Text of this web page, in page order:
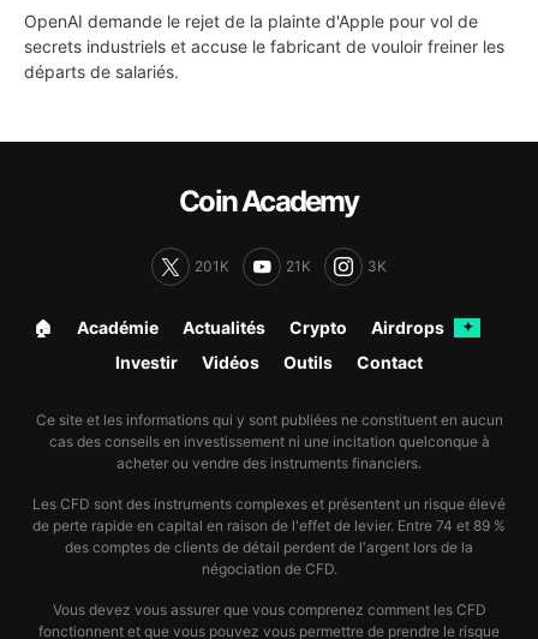
OpenAI demande le rejet de la plainte d'Apple pour vol de
secrets industriels et accuse le fabricant de vouloir freiner les
départs de salariés.
Coin Academy
201K 21K 3K
🏠︎ Académie Actualités Crypto Airdrops ✦
Investir Vidéos Outils Contact
Ce site et les informations qui y sont publiées ne constituent en aucun
cas des conseils en investissement ni une incitation quelconque à
acheter ou vendre des instruments financiers.
Les CFD sont des instruments complexes et présentent un risque élevé
de perte rapide en capital en raison de l'effet de levier. Entre 74 et 89 %
des comptes de clients de détail perdent de l'argent lors de la
négociation de CFD.
Vous devez vous assurer que vous comprenez comment les CFD
fonctionnent et que vous pouvez vous permettre de prendre le risque